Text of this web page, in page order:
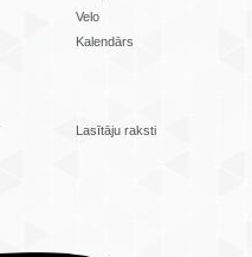
Velo
Kalendārs
Lasītāju raksti